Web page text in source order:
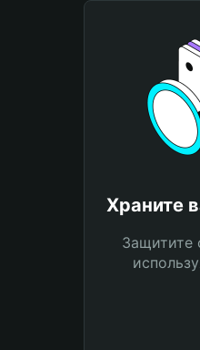
Храните
Защитите